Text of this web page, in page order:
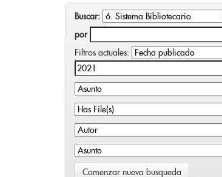
Buscar:
por
Filtros actuales:
Comenzar nueva busqueda